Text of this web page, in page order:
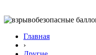
Главная
›